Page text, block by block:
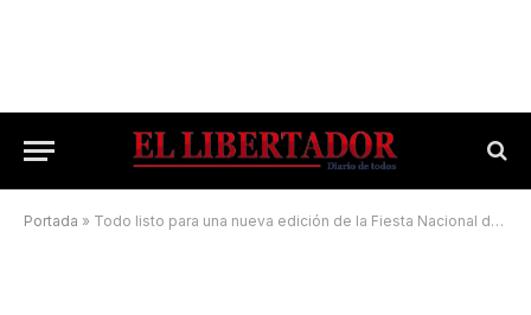
Portada » Todo listo para una nueva edición de la Fiesta Nacional del Chamamé